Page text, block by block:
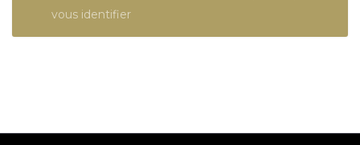
vous identifier